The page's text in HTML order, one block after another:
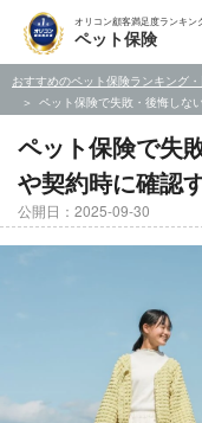
オリコン顧客満足度ランキン
ペット保険
おすすめのペット保険ランキング
ペット保険で失敗・後悔しな
ペット保険で失
や契約時に確認
公開日：2025-09-30